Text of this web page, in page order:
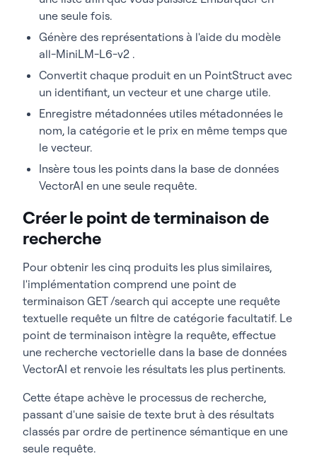
Startup</span>
400">with< /span><span style="font-weight:
400"> VectorAIClient
</span>< span style="font-weight: 400">)
</span><span style="font-weight:
/span
"font-weight:
400"> client:</span>
<span style="font-weight:
> /span span style=
"font-weight:
400">:</span
<span style= "font-weight: 400">
collections
<span style="font-weight: 400"
<span style="font-weight: 400">
vectors_config=
distance=Distance.
</span>
<span style="font-weight:
400"
/span span style=
400"> CollectionExistsError: </span>
<span style="font-weight:
400"> pass</span >
"font-weight:
400">yield </span>
FastAPI( lifespan=lifespan)< /span>
<span style=
vector=embeddings[i].tolist(),
/span >
<span style="font-weight: 400">
payload={< /span >
<span style="font-
weight: 400"
"name" /span
span
style="font-weight: 400" > : p.name,
</span>
<span style= "font-
weight: 400">"category"</span
p. category,</span>
style="font-weight: 400"> : p. price,
/span
<span style="font-weight: 400">
}</span>
< span style="font-weight: 400">
)</span>
"font-weight:
400"> /span >< span style=
"font-
weight: 400"> i, p </span>< span
style= "font-weight: 400"> in</span>
<span style= "font-weight: 400">
enumerate
une seule fois.
Génère des représentations à l'aide du modèle
all-MiniLM-L6-v2 .
Convertit chaque produit en un PointStruct avec
un identifiant, un vecteur et une charge utile.
Enregistre métadonnées utiles métadonnées le
nom, la catégorie et le prix en même temps que
le vecteur.
Insère tous les points dans la base de données
VectorAI en une seule requête.
Créer le point de terminaison de
recherche
Pour obtenir les cinq produits les plus similaires,
l'implémentation comprend une point de
terminaison GET /search qui accepte une requête
textuelle requête un filtre de catégorie facultatif. Le
point de terminaison intègre la requête, effectue
une recherche vectorielle dans la base de données
VectorAI et renvoie les résultats les plus pertinents.
Cette étape achève le processus de recherche,
passant d'une saisie de texte brut à des résultats
classés par ordre de pertinence sémantique en une
seule requête.